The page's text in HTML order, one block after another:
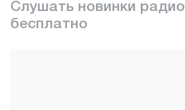
Слушать новинки радио
бесплатно